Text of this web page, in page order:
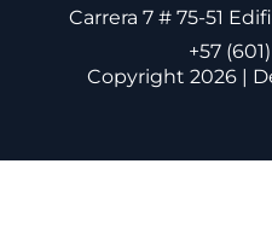
Carrera 7 # 75-51
+57
Copyright 2026 |